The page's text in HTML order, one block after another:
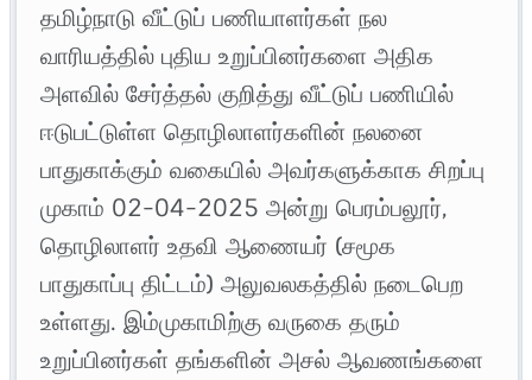
தமிழ்நாடு வீட்டுப் பணியாளர்கள் நல
வாரியத்தில் புதிய உறுப்பினர்களை அதிக
அளவில் சேர்த்தல் குறித்து வீட்டுப் பணியில்
ஈடுபட்டுள்ள தொழிலாளர்களின் நலனை
பாதுகாக்கும் வகையில் அவர்களுக்காக சிறப்பு
முகாம் 02-04-2025 அன்று பெரம்பலூர்,
தொழிலாளர் உதவி ஆணையர் (சமூக
பாதுகாப்பு திட்டம்) அலுவலகத்தில் நடைபெற
உள்ளது. இம்முகாமிற்கு வருகை தரும்
உறுப்பினர்கள் தங்களின் அசல் ஆவணங்களை